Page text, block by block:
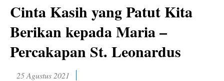
Cinta Kasih yang Patut Kita
Berikan kepada Maria –
Percakapan St. Leonardus
25 Agustus 2021